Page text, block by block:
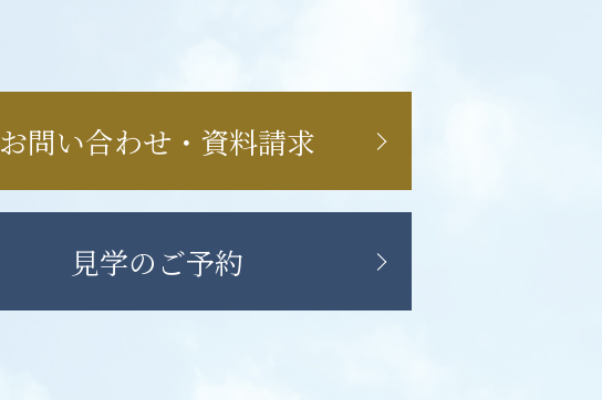
お問い合わせ・資料請求
見学のご予約